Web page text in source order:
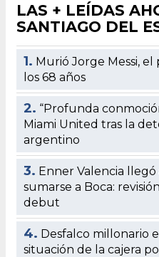
LAS + LEÍDAS
SANTIAGO DEL
1. Murió Jorge Messi, el
los 68 años
2. “Profunda
Miami United tras la
argentino
3. Enner Valencia
sumarse a Boca:
debut
4. Desfalco millonario
situación de la cajera